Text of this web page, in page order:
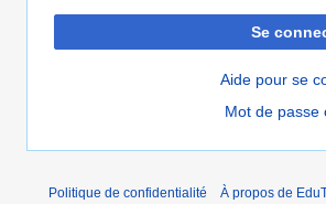
Se
Aide pour se
Mot de passe
Politique de confidentialité À propos de